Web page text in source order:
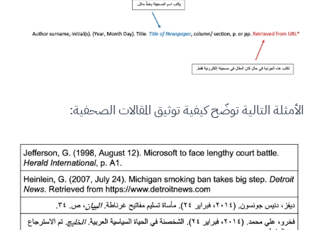
الأمثلة التالية توضّح كيفية توثيق المقالات الصحفية: